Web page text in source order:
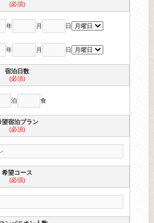
(必須)
年 月 日
年 月 日
宿泊日数
(必須)
泊 食
望宿泊プラン
(必須)
希望コース
(必須)